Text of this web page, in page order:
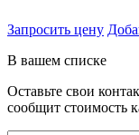
Запросить цену
В вашем списке
Оставьте свои
сообщит стоимость